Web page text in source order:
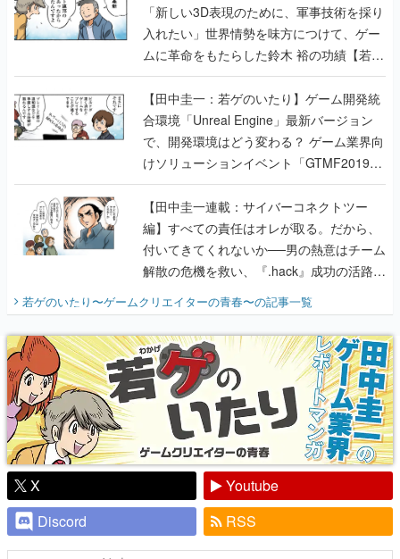
「新しい3D表現のために、軍事技術を採り
入れたい」世界情勢を味方につけて、ゲー
ムに革命をもたらした鈴木 裕の功績【若ゲ
のいたり】
【田中圭一：若ゲのいたり】ゲーム開発統
合環境「Unreal Engine」最新バージョン
で、開発環境はどう変わる？ ゲーム業界向
けソリューションイベント「GTMF2019」
に行って、より理解を深めよう【PR】
【田中圭一連載：サイバーコネクトツー
編】すべての責任はオレが取る。だから、
付いてきてくれないか──男の熱意はチーム
解散の危機を救い、『.hack』成功の活路を
『少年ジャンプ』色だった【若ゲのいた
り】
若ゲのいたり〜ゲームクリエイターの青春〜の記事一覧
X
Youtube
Discord
RSS